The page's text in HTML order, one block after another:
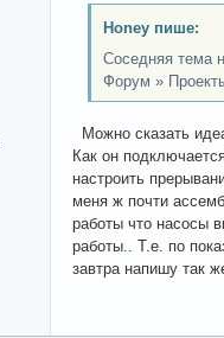
Honey пише:
Соседняя тема
Форум »
Можно сказать
Как он
настроить
меня ж почти
работы что насосы
работы.. Т.е. по
завтра напишу так